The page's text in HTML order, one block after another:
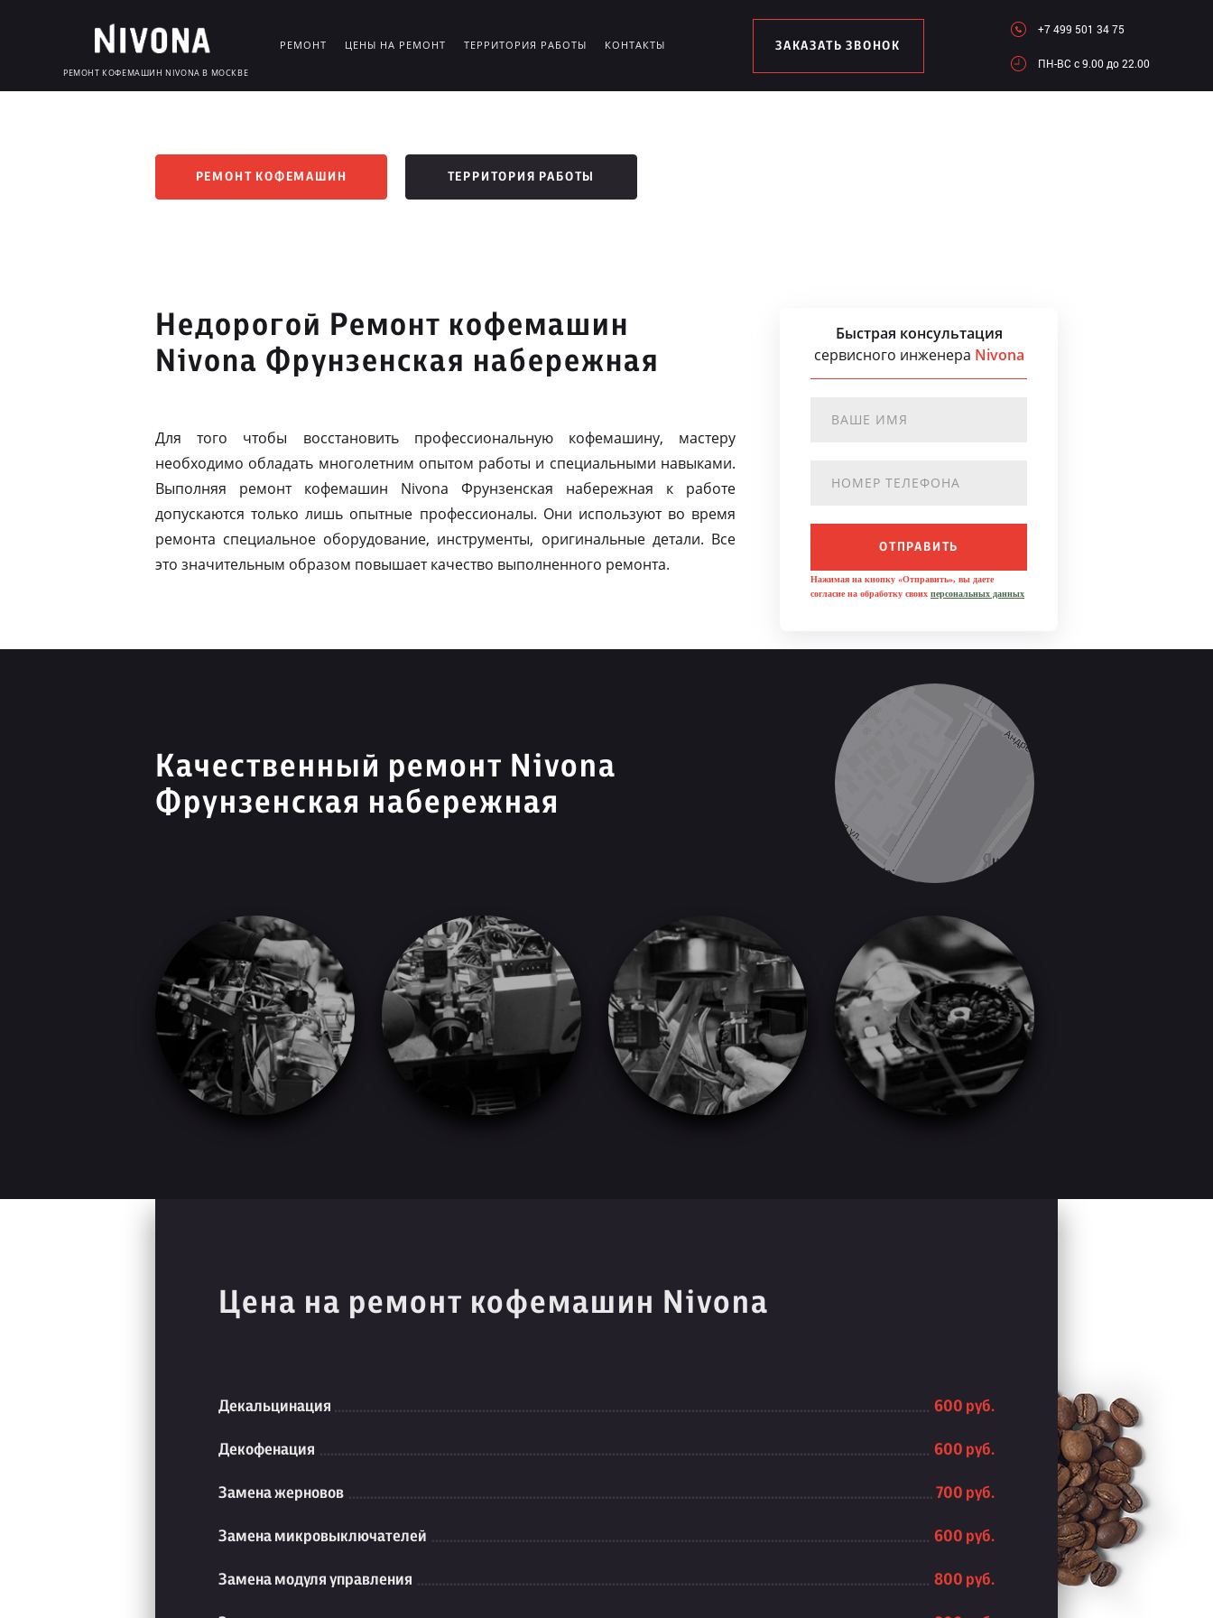
РЕМОНТ КОФЕМАШИН NIVONA В МОСКВЕ
РЕМОНТ ЦЕНЫ НА РЕМОНТ ТЕРРИТОРИЯ РАБОТЫ КОНТАКТЫ ЗАКАЗАТЬ ЗВОНОК
+7 499 501 34 75
ПН-ВC c 9.00 до 22.00
РЕМОНТ КОФЕМАШИН ТЕРРИТОРИЯ РАБОТЫ
Недорогой Ремонт кофемашин
Nivona Фрунзенская набережная
Для того чтобы восстановить профессиональную кофемашину, мастеру
необходимо обладать многолетним опытом работы и специальными навыками.
Выполняя ремонт кофемашин Nivona Фрунзенская набережная к работе
допускаются только лишь опытные профессионалы. Они используют во время
ремонта специальное оборудование, инструменты, оригинальные детали. Все
это значительным образом повышает качество выполненного ремонта.
Быстрая консультация
сервисного инженера Nivona
ОТПРАВИТЬ
Нажимая на кнопку «Отправить», вы даете
согласие на обработку своих персональных данных
Качественный ремонт Nivona
Фрунзенская набережная
Цена на ремонт кофемашин Nivona
Декальцинация 600 руб.
Декофенация 600 руб.
Замена жерновов 700 руб.
Замена микровыключателей 600 руб.
Замена модуля управления 800 руб.